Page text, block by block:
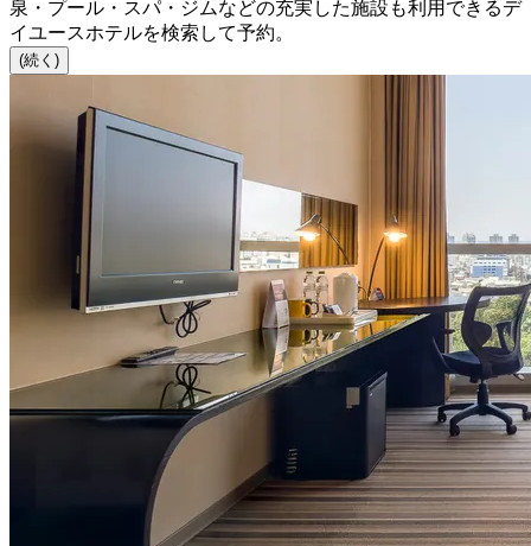
泉・プール・スパ・ジムなどの充実した施設も利用できるデ
イユースホテルを検索して予約。
(続く)